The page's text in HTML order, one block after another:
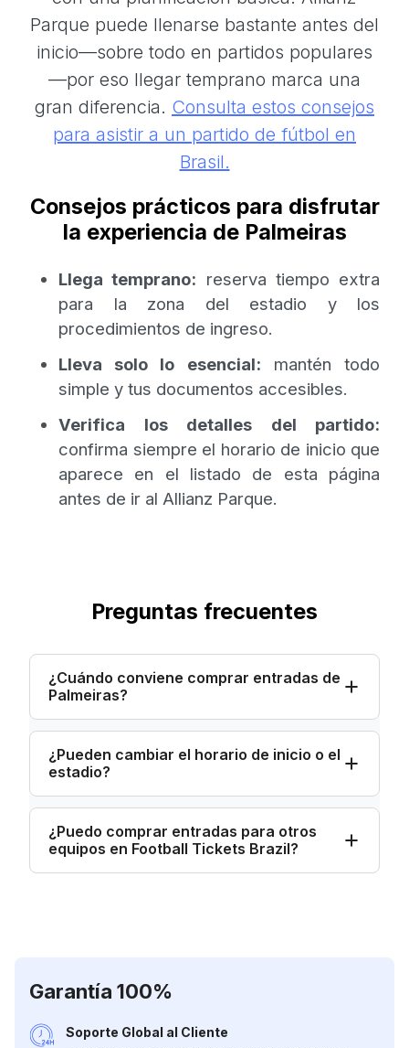
Parque puede llenarse bastante antes del
inicio—sobre todo en partidos populares
—por eso llegar temprano marca una
gran diferencia. Consulta estos consejos
para asistir a un partido de fútbol en
Brasil.
Consejos prácticos para disfrutar
la experiencia de Palmeiras
Llega temprano: reserva tiempo extra
para la zona del estadio y los
procedimientos de ingreso.
Lleva solo lo esencial: mantén todo
simple y tus documentos accesibles.
Verifica los detalles del partido:
confirma siempre el horario de inicio que
aparece en el listado de esta página
antes de ir al Allianz Parque.
Preguntas frecuentes
¿Cuándo conviene comprar entradas de
Palmeiras?
¿Pueden cambiar el horario de inicio o el
estadio?
¿Puedo comprar entradas para otros
equipos en Football Tickets Brazil?
Garantía 100%
Soporte Global al Cliente